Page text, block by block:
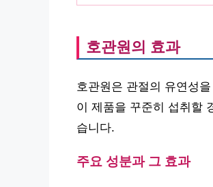
호관원의 효과
호관원은 관절의 유연성
이 제품을 꾸준히 섭취할
습니다.
주요 성분과 그 효과